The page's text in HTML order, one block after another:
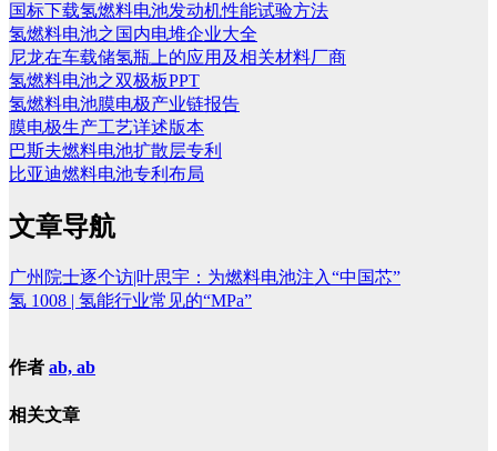
国标下载氢燃料电池发动机性能试验方法
氢燃料电池之国内电堆企业大全
尼龙在车载储氢瓶上的应用及相关材料厂商
氢燃料电池之双极板PPT
氢燃料电池膜电极产业链报告
膜电极生产工艺详述版本
巴斯夫燃料电池扩散层专利
比亚迪燃料电池专利布局
文章导航
广州院士逐个访|叶思宇：为燃料电池注入“中国芯”
氢 1008 | 氢能行业常见的“MPa”
作者 ab, ab
相关文章